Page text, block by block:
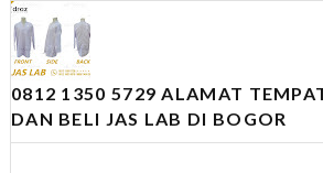
0812 1350 5729 ALAMAT
DAN BELI JAS LAB DI BOGOR